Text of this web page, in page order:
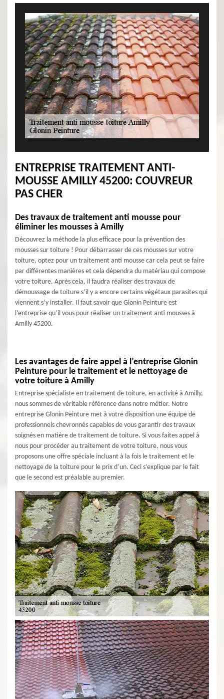
ENTREPRISE TRAITEMENT ANTI-
MOUSSE AMILLY 45200: COUVREUR
PAS CHER
Des travaux de traitement anti mousse pour
éliminer les mousses à Amilly
Découvrez la méthode la plus efficace pour la prévention des
mousses sur toiture ! Pour débarrasser de ces mousses sur votre
toiture, optez pour un traitement anti mousse car cela peut se faire
par différentes manières et cela dépendra du matériau qui compose
votre toiture. Après cela, il faudra réaliser des travaux de
démoussage de toiture s’il y a encore certains végétaux parasites qui
viennent s’y installer. Il faut savoir que Glonin Peinture est
l’entreprise qu’il vous pour réaliser un traitement anti mousses à
Amilly 45200.
Les avantages de faire appel à l’entreprise Glonin
Peinture pour le traitement et le nettoyage de
votre toiture à Amilly
Entreprise spécialiste en traitement de toiture, en activité à Amilly,
nous sommes de véritable référence dans notre métier. Notre
entreprise Glonin Peinture met à votre disposition une équipe de
professionnels chevronnés capables de vous garantir des travaux
soignés en matière de traitement de toiture. Si vous faites appel à
nous pour procéder au traitement de votre toiture, nous vous
proposons une offre spéciale incluant à la fois le traitement et le
nettoyage de la toiture pour le prix d’un. Ceci s’explique par le fait
que le second est préalable au premier.